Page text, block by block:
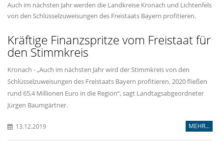
Auch im nächsten Jahr werden die Landkreise Kronach und Lichtenfels
von den Schlüsselzuweisungen des Freistaats Bayern profitieren.
Kräftige Finanzspritze vom Freistaat für
den Stimmkreis
Kronach - „Auch im nächsten Jahr wird der Stimmkreis von den
Schlüsselzuweisungen des Freistaats Bayern profitieren. 2020 fließen
rund 65,4 Millionen Euro in die Region“, sagt Landtagsabgeordneter
Jürgen Baumgärtner.
13.12.2019 MEHR...